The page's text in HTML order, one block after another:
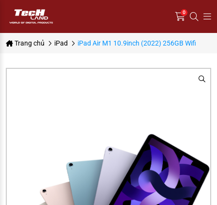
0
Trang chủ iPad iPad Air M1 10.9inch (2022) 256GB Wifi